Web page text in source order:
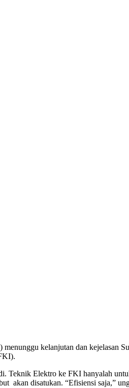
kelanjutan dan kejelasan
Teknik Elektro ke FKI hanyalah
akan disatukan. “Efisiensi saja,”